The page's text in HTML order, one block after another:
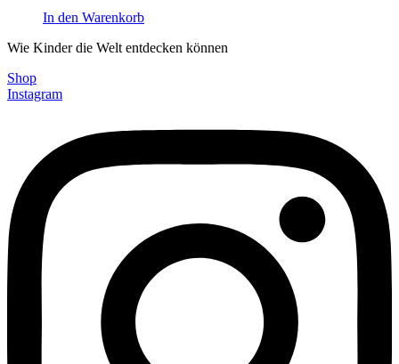
In den Warenkorb
Wie Kinder die Welt entdecken können
Shop
Instagram